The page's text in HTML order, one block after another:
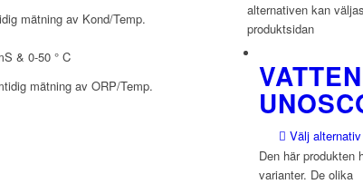
mätning av Kond/Temp.
& 0-50 ° C
mätning av ORP/Temp.
alternativen kan
produktsidan
Välj alternativ
Den här produkten
varianter. De olika